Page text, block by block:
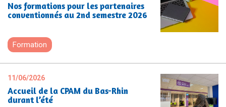
Nos formations pour les partenaires
conventionnés au 2nd semestre 2026
Formation
11/06/2026
Accueil de la CPAM du Bas-Rhin
durant l’été